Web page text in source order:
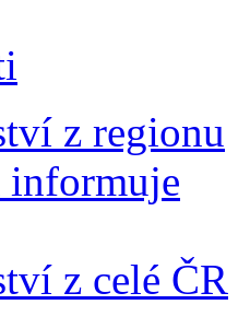
z regionu
informuje
z celé ČR